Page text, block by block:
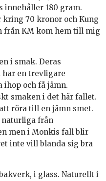
innehåller 180 gram.
70 kronor och Kung
från KM kom hem till mig
i smak. Deras
har en trevligare
ihop och få jämn.
smaken i det här fallet.
röra till en jämn smet.
naturliga från
men i Monkis fall blir
inte vill blanda sig bra
i glass. Naturellt i